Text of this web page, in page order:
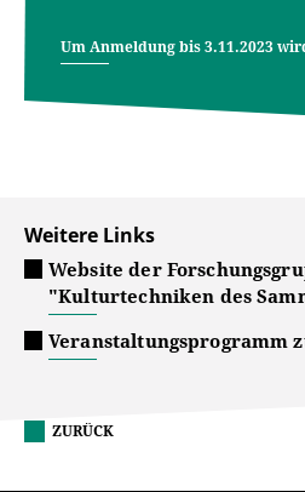
Um Anmeldung bis 3.11.2023
Weitere Links
Website der
"Kulturtechniken des
Veranstaltungsprogramm
ZURÜCK